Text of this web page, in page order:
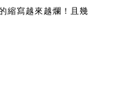
縮寫越來越爛！且幾